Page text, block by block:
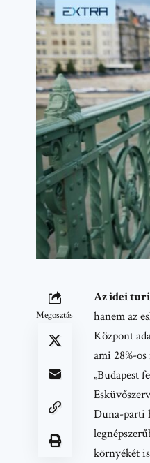
Megosztás
Az idei
hanem az
Központ
ami 28%-os
„Budapest
Duna-parti
környékét